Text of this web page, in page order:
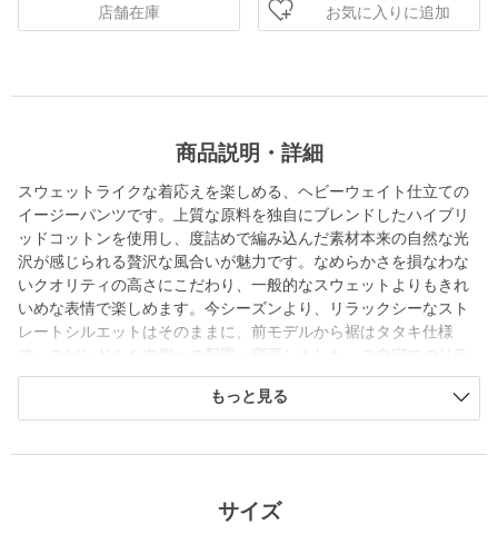
店舗在庫 お気に入りに追加
商品説明・詳細
スウェットライクな着応えを楽しめる、ヘビーウェイト仕立ての
イージーパンツです。上質な原料を独自にブレンドしたハイブリ
ッドコットンを使用し、度詰めで編み込んだ素材本来の自然な光
沢が感じられる贅沢な風合いが魅力です。なめらかさを損なわな
いクオリティの高さにこだわり、一般的なスウェットよりもきれ
いめな表情で楽しめます。今シーズンより、リラックシーなスト
レートシルエットはそのままに、前モデルから裾はタタキ仕様
ックスタイムから、ニットやシャツを合わせたクリーンな着こな
しまで幅広く馴染む万能なアイテム。同シリーズのトップス（対
す。
============================
もっと見る
サイズ